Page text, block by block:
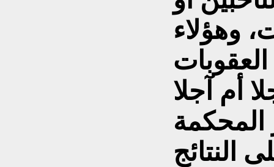
وهؤلاء
النتائج